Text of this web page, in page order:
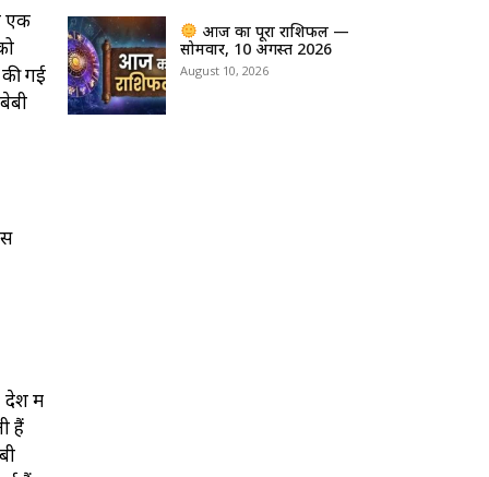
एक
गई
देश में
हैं
आज का पूरा राशिफल —
सोमवार, 10 अगस्त 2026
August 10, 2026